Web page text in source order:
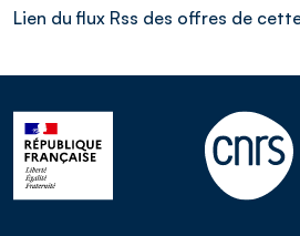
Lien du flux Rss des offres de